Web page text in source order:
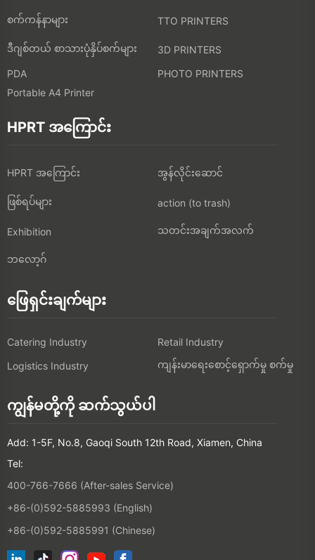
စက်ကန်နာများ TTO PRINTERS
ဒီဂျစ်တယ် စာသားပုံနှိပ်စက်များ
3D PRINTERS
PDA
PHOTO PRINTERS
Portable A4 Printer
HPRT အကြောင်း
HPRT အကြောင်း အွန်လိုင်းဆောင်
ဖြစ်ရပ်များ action (to trash)
Exhibition သတင်းအချက်အလက်
ဘလော့ဂ်
ဖြေရှင်းချက်များ
Catering Industry
Retail Industry
Logistics Industry
ကျန်းမာရေးစောင့်ရှောက်မှု စက်မှု
ကျွန်မတို့ကို ဆက်သွယ်ပါ
Add: 1-5F, No.8, Gaoqi South 12th Road, Xiamen, China
Tel:
400-766-7666 (After-sales Service)
+86-(0)592-5885993 (English)
+86-(0)592-5885991 (Chinese)